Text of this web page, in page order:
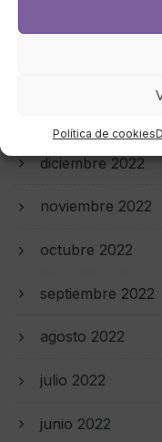
Política de cookies
marzo 2023
diciembre 2022
noviembre 2022
octubre 2022
septiembre 2022
agosto 2022
julio 2022
junio 2022